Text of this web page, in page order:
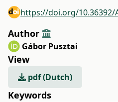
https://doi.org/10.36392/
Author
Gábor Pusztai
View
pdf (Dutch)
Keywords